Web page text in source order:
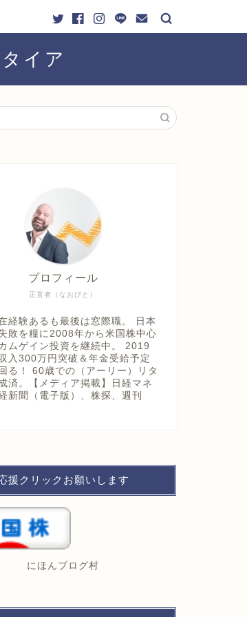
イア
正直者（なおびと）
プロフィール
経験あるも最後は窓際職。 日本
敗を糧に2008年から米国株中心
ムゲイン投資を継続中。 2019
入300万円突破＆年金受給予定
る！ 60歳での（アーリー）リタ
済。【メディア掲載】日経マネ
新聞（電子版）、株探、週刊
援クリックお願いします
にほんブログ村